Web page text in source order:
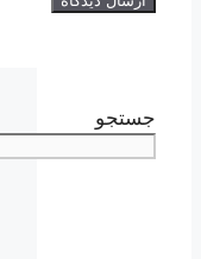
جستجو